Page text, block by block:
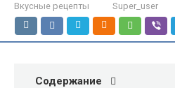
Вкусные рецепты Super_user
Содержание